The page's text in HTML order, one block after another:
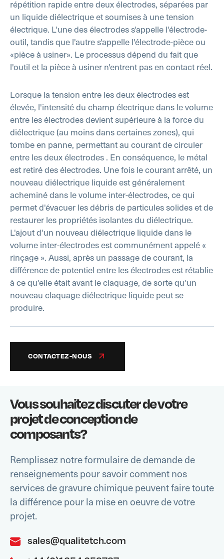
répétition rapide entre deux électrodes, séparées par
un liquide diélectrique et soumises à une tension
électrique. L'une des électrodes s'appelle l'électrode-
outil, tandis que l'autre s'appelle l'électrode-pièce ou
«pièce à usiner». Le processus dépend du fait que
l'outil et la pièce à usiner n'entrent pas en contact réel.
Lorsque la tension entre les deux électrodes est
élevée, l'intensité du champ électrique dans le volume
entre les électrodes devient supérieure à la force du
diélectrique (au moins dans certaines zones), qui
tombe en panne, permettant au courant de circuler
entre les deux électrodes . En conséquence, le métal
est retiré des électrodes. Une fois le courant arrêté, un
nouveau diélectrique liquide est généralement
acheminé dans le volume inter-électrodes, ce qui
permet d'évacuer les débris de particules solides et de
restaurer les propriétés isolantes du diélectrique.
L'ajout d'un nouveau diélectrique liquide dans le
volume inter-électrodes est communément appelé «
rinçage ». Aussi, après un passage de courant, la
différence de potentiel entre les électrodes est rétablie
à ce qu'elle était avant le claquage, de sorte qu'un
nouveau claquage diélectrique liquide peut se
produire.
CONTACTEZ-NOUS
Vous souhaitez discuter de votre
projet de conception de
composants?
Remplissez notre formulaire de demande de
renseignements pour savoir comment nos
services de gravure chimique peuvent faire toute
la différence pour la mise en oeuvre de votre
projet.
sales@qualitetch.com